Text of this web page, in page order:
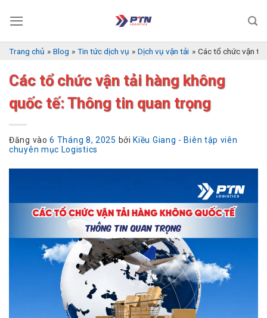
qua
dungTrang chủ » Blog » Tin tức dịch vụ » Dịch vụ vận tải » Các tổ chức vận
Các tổ chức vận tải hàng không
quốc tế: Thông tin quan trọng
Đăng vào6 Tháng 8, 2025 bởi Kiều Giang - Biên tập viên
chuyên mục Logistics